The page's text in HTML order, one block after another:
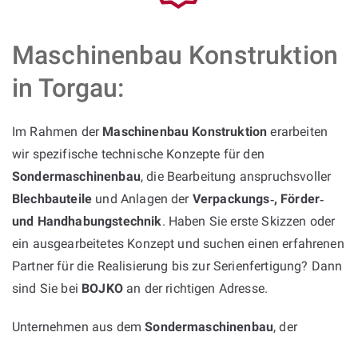
Maschinenbau Konstruktion
in Torgau:
Im Rahmen der Maschinenbau Konstruktion erarbeiten
wir spezifische technische Konzepte für den
Sondermaschinenbau, die Bearbeitung anspruchsvoller
Blechbauteile und Anlagen der Verpackungs‑, Förder‑
und Handhabungstechnik. Haben Sie erste Skizzen oder
ein ausgearbeitetes Konzept und suchen einen erfahrenen
Partner für die Realisierung bis zur Serienfertigung? Dann
sind Sie bei BOJKOan der richtigen Adresse.
Unternehmen aus demSondermaschinenbau, der